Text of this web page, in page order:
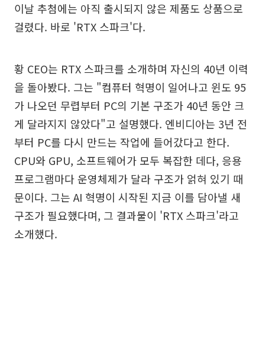
이날 추첨에는 아직 출시되지 않은 제품도 상품으로
걸렸다. 바로 'RTX 스파크'다.
황 CEO는 RTX 스파크를 소개하며 자신의 40년 이력
을 돌아봤다. 그는 "컴퓨터 혁명이 일어나고 윈도 95
가 나오던 무렵부터 PC의 기본 구조가 40년 동안 크
게 달라지지 않았다"고 설명했다. 엔비디아는 3년 전
부터 PC를 다시 만드는 작업에 들어갔다고 한다.
CPU와 GPU, 소프트웨어가 모두 복잡한 데다, 응용
프로그램마다 운영체제가 달라 구조가 얽혀 있기 때
문이다. 그는 AI 혁명이 시작된 지금 이를 담아낼 새
구조가 필요했다며, 그 결과물이 'RTX 스파크'라고
소개했다.